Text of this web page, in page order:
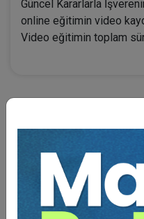
Güncel Kararlarla
online eğitimin video
Video eğitimin toplam
Video Eğitim